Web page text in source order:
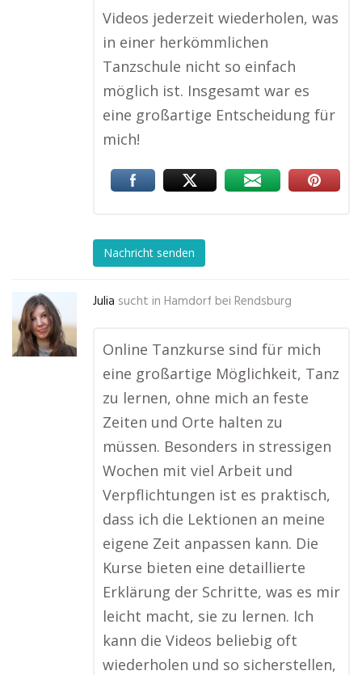
Videos jederzeit wiederholen, was
in einer herkömmlichen
Tanzschule nicht so einfach
möglich ist. Insgesamt war es
eine großartige Entscheidung für
mich!
Nachricht senden
Julia sucht in Hamdorf bei Rendsburg
Online Tanzkurse sind für mich
eine großartige Möglichkeit, Tanz
zu lernen, ohne mich an feste
Zeiten und Orte halten zu
müssen. Besonders in stressigen
Wochen mit viel Arbeit und
Verpflichtungen ist es praktisch,
dass ich die Lektionen an meine
eigene Zeit anpassen kann. Die
Kurse bieten eine detaillierte
Erklärung der Schritte, was es mir
leicht macht, sie zu lernen. Ich
kann die Videos beliebig oft
wiederholen und so sicherstellen,